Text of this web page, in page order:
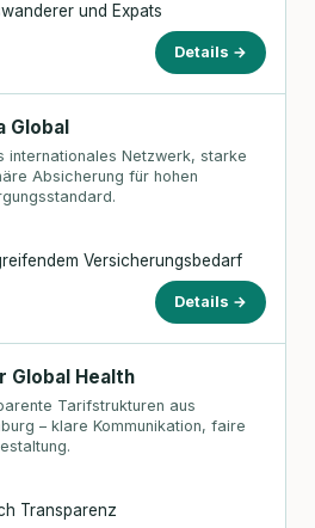
und Expats
Details →
Global
internationales Netzwerk, starke
Absicherung für hohen
Versicherungsbedarf
Details →
Global Health
Tarifstrukturen aus
– klare Kommunikation, faire
Transparenz